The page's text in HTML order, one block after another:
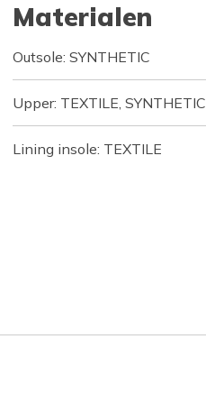
Materialen
Outsole: SYNTHETIC
Upper: TEXTILE, SYNTHETIC
Lining insole: TEXTILE